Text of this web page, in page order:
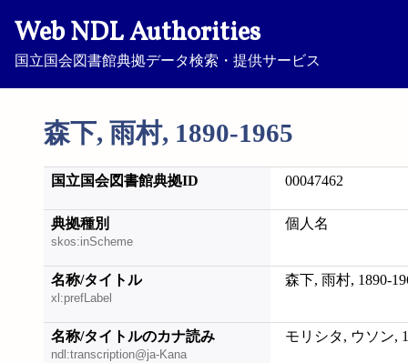
Web NDL Authorities
国立国会図書館典拠データ検索・提供サービス
森下, 雨村, 1890-1965
国立国会図書館典拠ID 00047462
典拠種別
skos:inScheme
個人名
名称/タイトル
xl:prefLabel
森下, 雨村, 1890-
名称/タイトルのカナ読み
ndl:transcription@ja-Kana
モリシタ, ウソン,